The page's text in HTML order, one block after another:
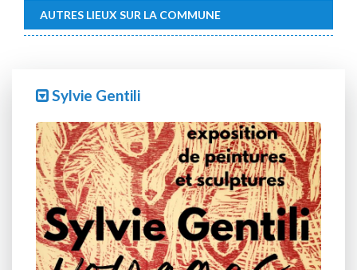
AUTRES LIEUX SUR LA COMMUNE
Sylvie Gentili